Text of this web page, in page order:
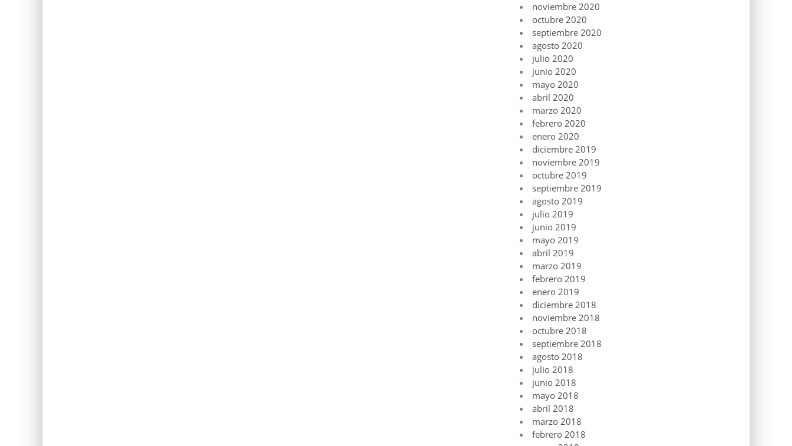
noviembre 2020
octubre 2020
septiembre 2020
agosto 2020
julio 2020
junio 2020
mayo 2020
abril 2020
marzo 2020
febrero 2020
enero 2020
diciembre 2019
noviembre 2019
octubre 2019
septiembre 2019
agosto 2019
julio 2019
junio 2019
mayo 2019
abril 2019
marzo 2019
febrero 2019
enero 2019
diciembre 2018
noviembre 2018
octubre 2018
septiembre 2018
agosto 2018
julio 2018
junio 2018
mayo 2018
abril 2018
marzo 2018
febrero 2018